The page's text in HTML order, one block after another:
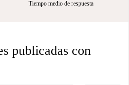
Tiempo medio de respuesta
publicadas con